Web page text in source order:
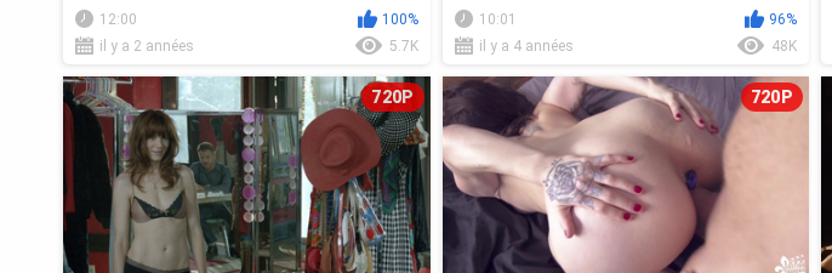
12:00
100%
il y a 2 années
5.7K
10:01
96%
il y a 4 années
48K
720P 720P